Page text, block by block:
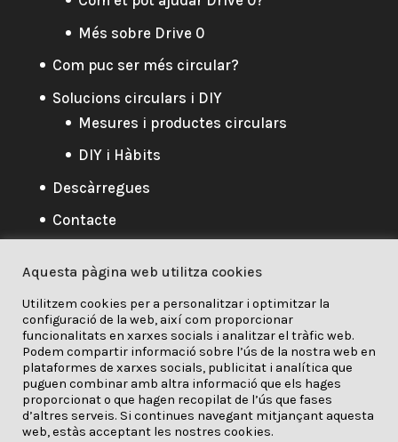
Més sobre Drive 0
Com puc ser més circular?
Solucions circulars i DIY
Mesures i productes circulars
DIY i Hàbits
Descàrregues
Contacte
Política Privacidat
Política Privacidat/ Cookies /
Responsabilidat
Aquesta pàgina web utilitza cookies
Utilitzem cookies per a personalitzar i optimitzar la
configuració de la web, així com proporcionar
funcionalitats en xarxes socials i analitzar el tràfic web.
Podem compartir informació sobre l’ús de la nostra web en
plataformes de xarxes socials, publicitat i analítica que
puguen combinar amb altra informació que els hages
proporcionat o que hagen recopilat de l’ús que fases
d’altres serveis. Si continues navegant mitjançant aquesta
web, estàs acceptant les nostres cookies.